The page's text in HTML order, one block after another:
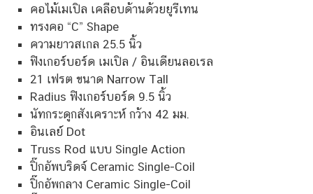
คอไม้เมเปิล เคลือบด้านด้วยยูรีเทน
ทรงคอ “C” Shape
ความยาวสเกล 25.5 นิ้ว
ฟิงเกอร์บอร์ด เมเปิล / อินเดียนลอเรล
21 เฟรต ขนาด Narrow Tall
Radius ฟิงเกอร์บอร์ด 9.5 นิ้ว
นัทกระดูกสังเคราะห์ กว้าง 42 มม.
อินเลย์ Dot
Truss Rod แบบ Single Action
ปิ๊กอัพบริดจ์ Ceramic Single-Coil
ปิ๊กอัพกลาง Ceramic Single-Coil